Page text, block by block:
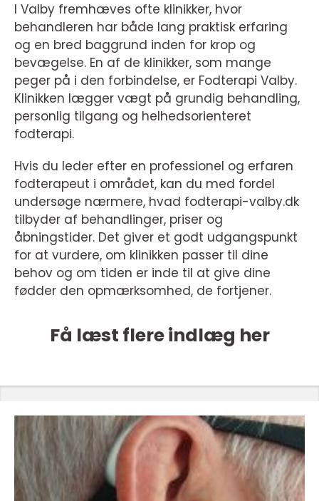
I Valby fremhæves ofte klinikker, hvor
behandleren har både lang praktisk erfaring
og en bred baggrund inden for krop og
bevægelse. En af de klinikker, som mange
peger på i den forbindelse, er Fodterapi Valby.
Klinikken lægger vægt på grundig behandling,
personlig tilgang og helhedsorienteret
fodterapi.
Hvis du leder efter en professionel og erfaren
fodterapeut i området, kan du med fordel
undersøge nærmere, hvad fodterapi-valby.dk
tilbyder af behandlinger, priser og
åbningstider. Det giver et godt udgangspunkt
for at vurdere, om klinikken passer til dine
behov og om tiden er inde til at give dine
fødder den opmærksomhed, de fortjener.
Få læst flere indlæg her